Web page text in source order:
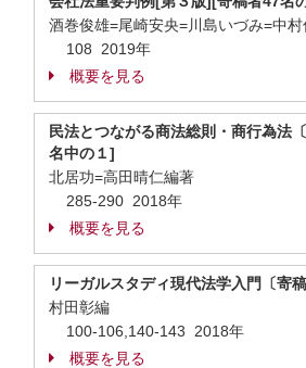
酒巻俊雄=尾崎安央=川島いづみ=中
108 2019年
概要を見る
民法とつながる商法総則・商行為法
名中の１]
北居功=高田晴仁編著
285-290 2018年
概要を見る
リーガルスタディ現代法学入門〔寄
村田彰編
100-106,140-143 2018年
概要を見る